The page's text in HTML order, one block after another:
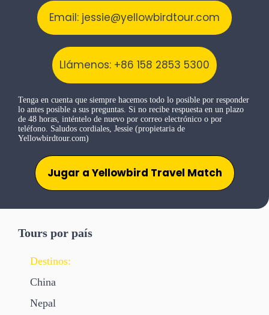
Tours por país
Destinos:
China
Nepal
Email: jessie@yellowbirdtour.com
Llámenos: +86 158 2853 5300
Tenga en cuenta que siempre hacemos todo lo posible por responder
lo antes posible a sus preguntas. Si no recibe respuesta en un plazo
de 48 horas, inténtelo de nuevo por correo electrónico o por
teléfono. Saludos cordiales, Jessie (propietaria de
Yellowbirdtour.com)
Jugar a Yellowbird Travel Match